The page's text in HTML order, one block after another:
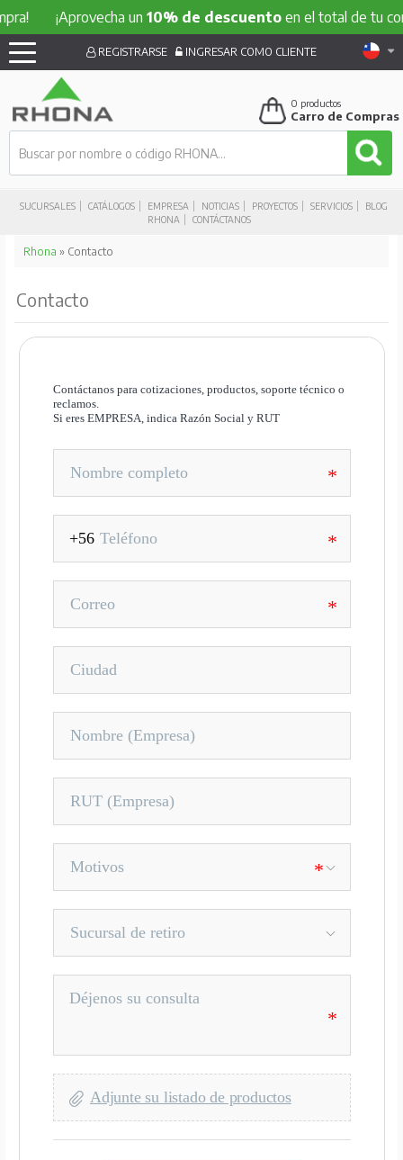
¡Aprovecha un10% de descuentoen el total de tu
SUCURSALES CATÁLOGOS EMPRESA NOTICIAS PROYECTOS SERVICIOS
BLOG
RHONA
CONTÁCTANOS
REGISTRARSE INGRESAR COMO CLIENTE
0 productos
Carro de Compras
Rhona » Contacto
Contacto